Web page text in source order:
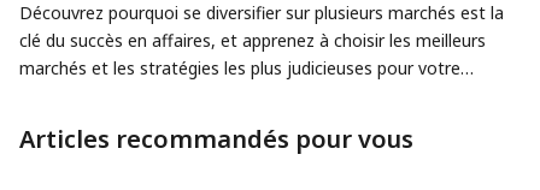
Découvrez pourquoi se diversifier sur plusieurs marchés est la
clé du succès en affaires, et apprenez à choisir les meilleurs
marchés et les stratégies les plus judicieuses pour votre
Articles recommandés pour vous